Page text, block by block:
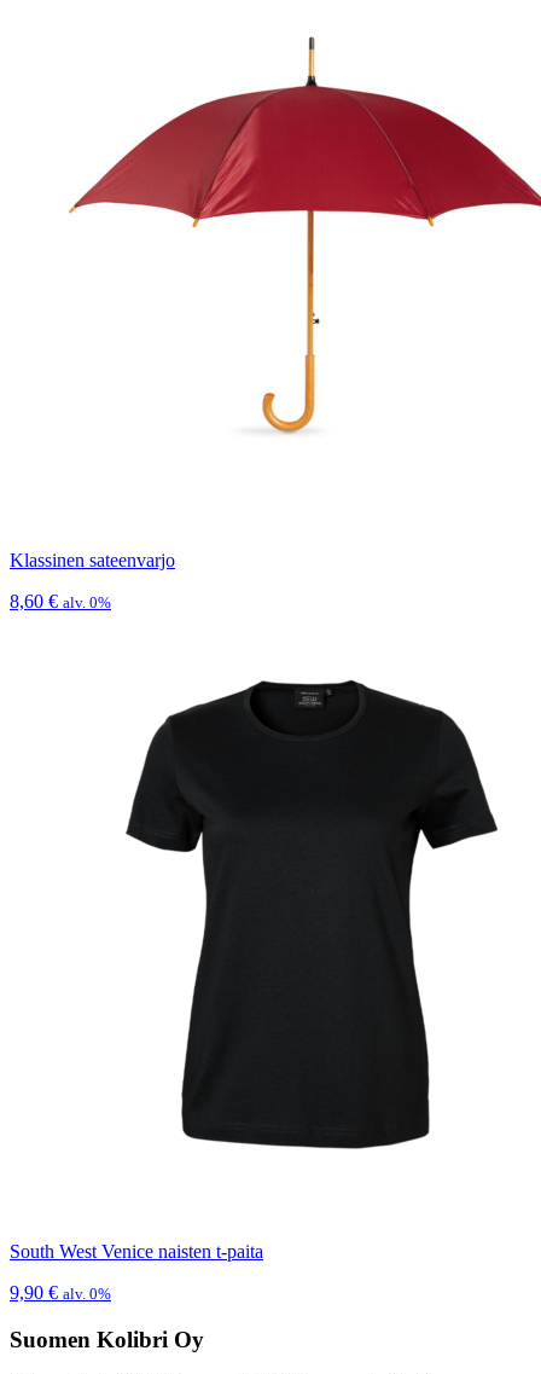
Klassinen sateenvarjo
8,60 € alv. 0%
South West Venice naisten t-paita
9,90 € alv. 0%
Suomen Kolibri Oy